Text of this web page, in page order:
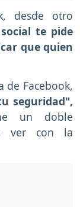
desde otro
te pide
que quien
de Facebook,
seguridad",
un doble
ver con la